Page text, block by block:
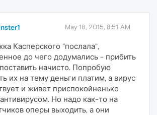
May 18, 2015, 8:51 AM
Касперского "послала",
до чего додумались - прибить
начисто. Попробую
их на тему деньги платим, а вирус
и живет приспокойненько
Но надо как-то на
оперы выходить, а они